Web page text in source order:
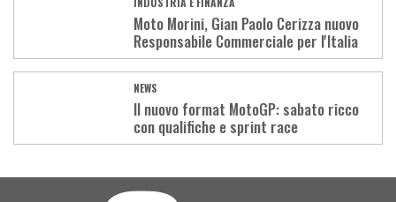
Moto Morini, Gian Paolo Cerizza nuovo
Responsabile Commerciale per l'Italia
NEWS
Il nuovo format MotoGP: sabato ricco
con qualifiche e sprint race
More